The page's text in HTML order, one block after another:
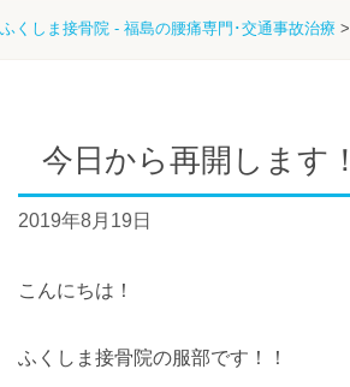
ふくしま接骨院 - 福島の腰痛専門･交通事故治療 >
今日から再開します！
2019年8月19日
こんにちは！
ふくしま接骨院の服部です！！